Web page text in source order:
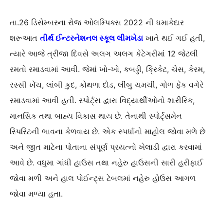
તા.26 ડિસેમ્બરના રોજ ઓલમ્પિક્સ 2022 ની ધમાકેદાર
શરૂઆત તીર્થ ઈન્ટરનેશનલ સ્કૂલ લીમખેડા ખાતે થઈ ગઈ હતી,
ત્યારે આજે ત્રીજા દિવસે અલગ અલગ કેટેગરીમાં 12 જેટલી
રમતો રમાડવામાં આવી. જેમાં ખો-ખો, કબડ્ડી, ક્રિકેટ, ચેસ, કેરમ,
રસ્સી ખેંચ, લાંબી કુદ, કોથળા દોડ, લીંબુ ચમચી, ગોળ ફેંક વગેરે
રમાડવામાં આવી હતી. સ્પોર્ટ્સ દ્વારા વિદ્યાર્થીઓનો શારીરિક,
માનસિક તથા બાહ્ય વિકાસ થાય છે. તેનાથી સ્પોર્ટ્સમેન
સ્પિરિટની ભાવના કેળવાય છે. એક સ્પર્ધાનો માહોલ જોવા મળે છે
અને જીત માટેના પોતાના સંપૂર્ણ પ્રયત્નો ખેલાડી દ્વારા કરવામાં
આવે છે. વધુમા ગાંધી હાઉસ તથા નહેરુ હાઉસની સારી હરીફાઈ
જોવા મળી અને હાલ પોઈન્ટ્સ ટેબલમાં નહેરુ હોઉસ આગળ
જોવા મળ્યા હતા.